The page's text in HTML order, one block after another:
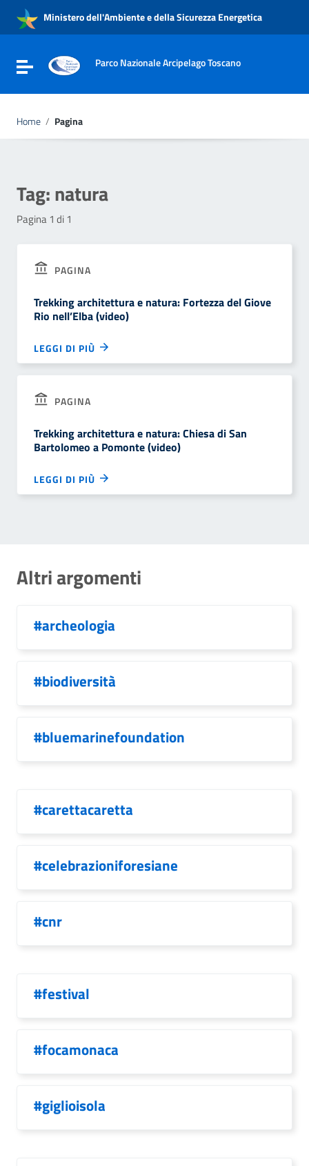
Vai al menu di navigazione
Vai al footer
Ministero dell'Ambiente e della Sicurezza Energetica
Attiva / disattiva la navigazione
Parco Nazionale Arcipelago Toscano
Home / Pagina
Tag:natura
Pagina 1 di 1
PAGINA
Trekking architettura e natura: Fortezza del Giove
Rio nell’Elba (video)
LEGGI DI PIÙ
PAGINA
Trekking architettura e natura: Chiesa di San
Bartolomeo a Pomonte (video)
LEGGI DI PIÙ
Altri argomenti
#archeologia
#biodiversità
#bluemarinefoundation
#carettacaretta
#celebrazioniforesiane
#cnr
#festival
#focamonaca
#giglioisola